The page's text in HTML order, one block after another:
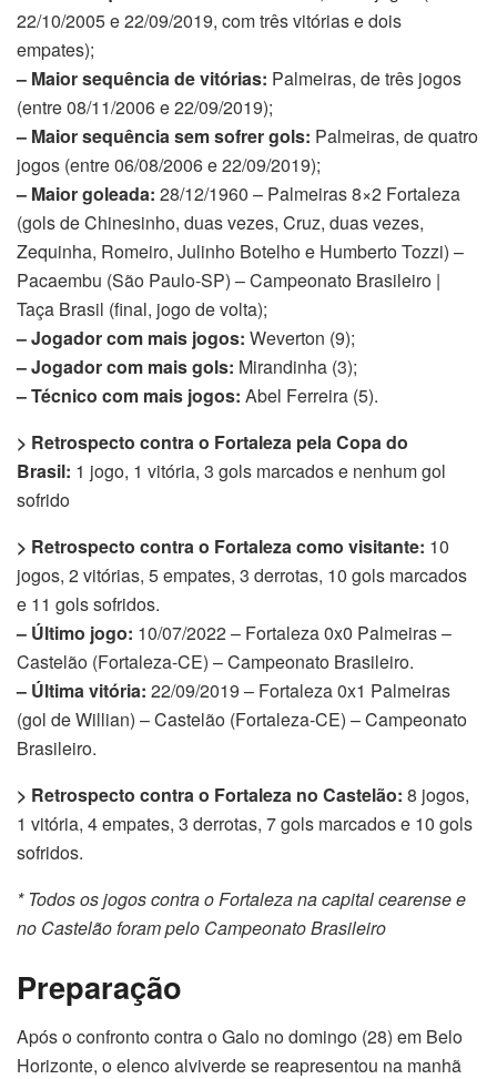
22/10/2005 e 22/09/2019, com três vitórias e dois
empates);
– Maior sequência de vitórias: Palmeiras, de três jogos
(entre 08/11/2006 e 22/09/2019);
– Maior sequência sem sofrer gols: Palmeiras, de quatro
jogos (entre 06/08/2006 e 22/09/2019);
– Maior goleada: 28/12/1960 – Palmeiras 8×2 Fortaleza
(gols de Chinesinho, duas vezes, Cruz, duas vezes,
Zequinha, Romeiro, Julinho Botelho e Humberto Tozzi) –
Pacaembu (São Paulo-SP) – Campeonato Brasileiro |
Taça Brasil (final, jogo de volta);
– Jogador com mais jogos: Weverton (9);
– Jogador com mais gols: Mirandinha (3);
– Técnico com mais jogos: Abel Ferreira (5).
> Retrospecto contra o Fortaleza pela Copa do
Brasil: 1 jogo, 1 vitória, 3 gols marcados e nenhum gol
sofrido
> Retrospecto contra o Fortaleza como visitante: 10
jogos, 2 vitórias, 5 empates, 3 derrotas, 10 gols marcados
e 11 gols sofridos.
– Último jogo: 10/07/2022 – Fortaleza 0x0 Palmeiras –
Castelão (Fortaleza-CE) – Campeonato Brasileiro.
– Última vitória: 22/09/2019 – Fortaleza 0x1 Palmeiras
(gol de Willian) – Castelão (Fortaleza-CE) – Campeonato
Brasileiro.
> Retrospecto contra o Fortaleza no Castelão: 8 jogos,
1 vitória, 4 empates, 3 derrotas, 7 gols marcados e 10 gols
sofridos.
* Todos os jogos contra o Fortaleza na capital cearense e
no Castelão foram pelo Campeonato Brasileiro
Preparação
Após o confronto contra o Galo no domingo (28) em Belo
Horizonte, o elenco alviverde se reapresentou na manhã